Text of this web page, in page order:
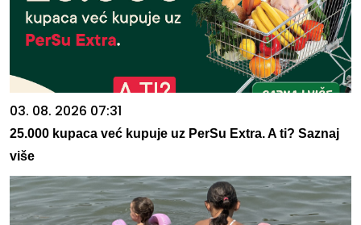
03. 08. 2026 07:31
25.000 kupaca već kupuje uz PerSu Extra. A ti? Saznaj
više